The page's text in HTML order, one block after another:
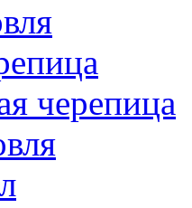
черепица